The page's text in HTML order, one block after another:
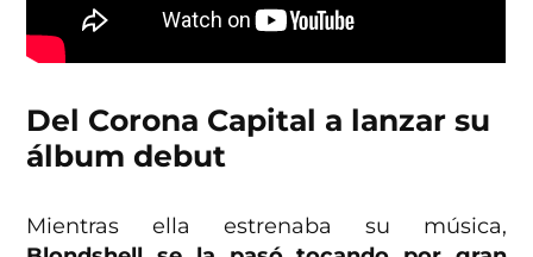
Del Corona Capital a lanzar su
álbum debut
Mientras ella estrenaba su música,